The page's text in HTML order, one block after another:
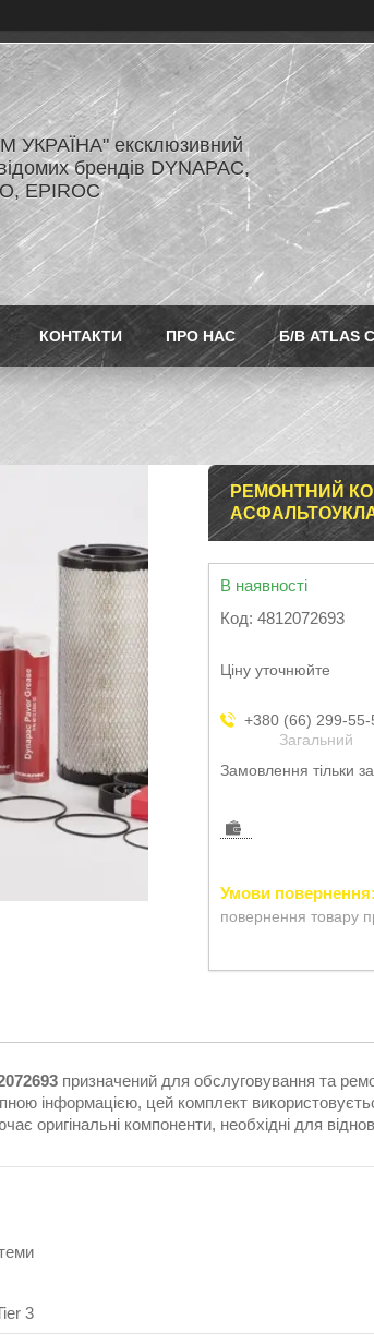
ексклюзивний
брендів DYNAPAC,
EPIROC
КОНТАКТИ ПРО НАС Б/В ATLAS
РЕМОНТНИЙ
В наявності
Код: 4812072693
Ціну уточнюйте
+380 (66) 299-55-
Загальний
Замовлення тільки
повернення товару
призначений для обслуговування та
інформацією, цей комплект
оригінальні компоненти, необхідні для
3